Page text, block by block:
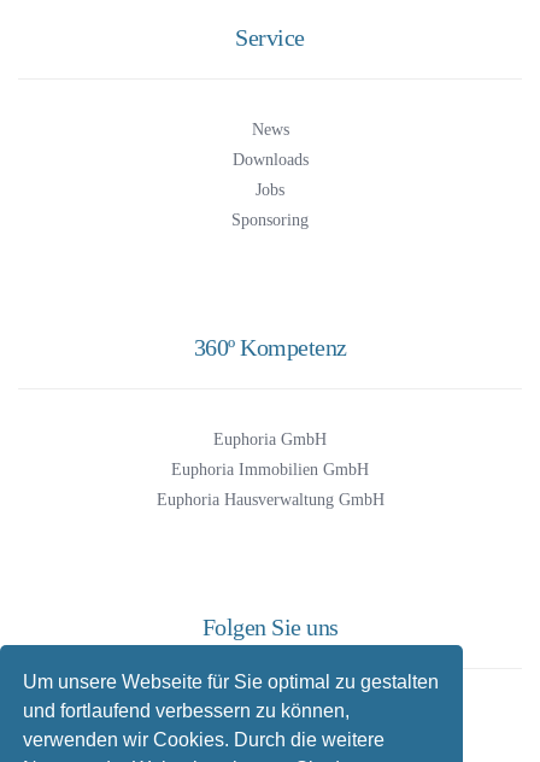
Um unsere Webseite für Sie optimal zu gestalten
und fortlaufend verbessern zu können,
verwenden wir Cookies. Durch die weitere
Service
News
Downloads
Jobs
Sponsoring
360º Kompetenz
Euphoria GmbH
Euphoria Immobilien GmbH
Euphoria Hausverwaltung GmbH
Folgen Sie uns
Facebook
Instagram